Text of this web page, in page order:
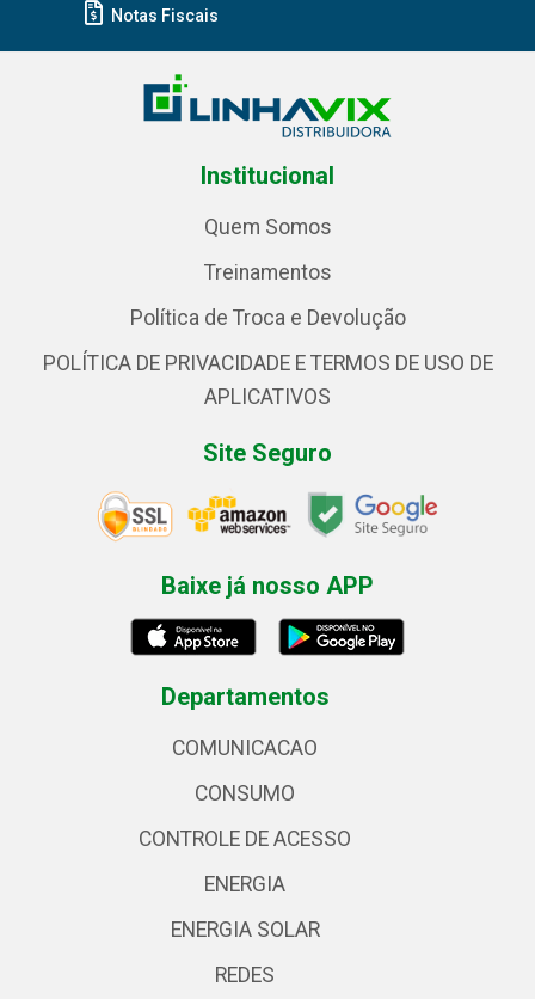
Notas Fiscais
Institucional
Quem Somos
Treinamentos
Política de Troca e Devolução
POLÍTICA DE PRIVACIDADE E TERMOS DE USO DE
APLICATIVOS
Site Seguro
Baixe já nosso APP
Departamentos
COMUNICACAO
CONSUMO
CONTROLE DE ACESSO
ENERGIA
ENERGIA SOLAR
REDES